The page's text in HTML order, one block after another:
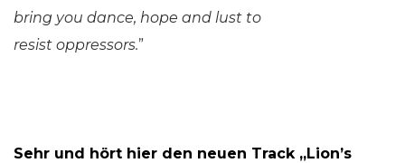
bring you dance, hope and lust to
resist oppressors.”
Sehr und hört hier den neuen Track „Lion’s